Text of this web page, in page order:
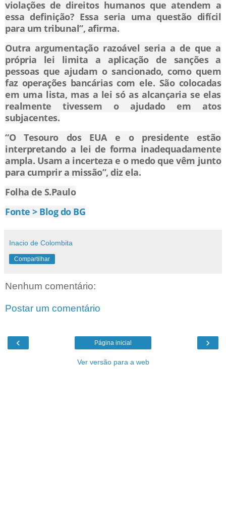
violações de direitos humanos que atendem a
essa definição? Essa seria uma questão difícil
para um tribunal”, afirma.
Outra argumentação razoável seria a de que a
própria lei limita a aplicação de sanções a
pessoas que ajudam o sancionado, como quem
faz operações bancárias com ele. São colocadas
em uma lista, mas a lei só as alcançaria se elas
realmente tivessem o ajudado em atos
subjacentes.
“O Tesouro dos EUA e o presidente estão
interpretando a lei de forma inadequadamente
ampla. Usam a incerteza e o medo que vêm junto
para cumprir a missão”, diz ela.
Folha de S.Paulo
Fonte > Blog do BG
Inacio de Colombita
Compartilhar
Nenhum comentário:
Postar um comentário
‹ ›
Página inicial
Ver versão para a web